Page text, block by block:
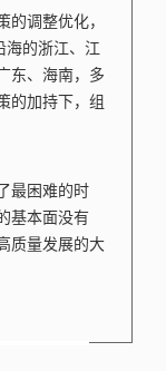
的调整优化，
海的浙江、江
东、海南，多
的加持下，组
最困难的时
基本面没有
质量发展的大